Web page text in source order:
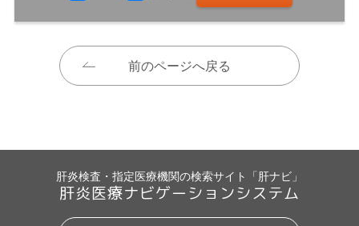
前のページへ戻る
肝炎検査・指定医療機関の検索サイト「肝ナビ」
肝炎医療ナビゲーションシステム